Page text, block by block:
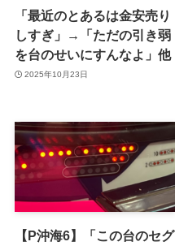
「最近のとあるは金安売り
しすぎ」→「ただの引き弱
を台のせいにすんなよ」他
2025年10月23日
【P沖海6】「この台のセグ